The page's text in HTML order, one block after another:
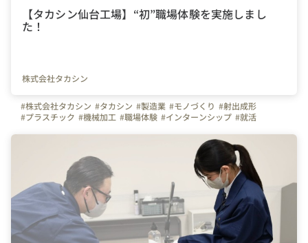
【タカシン仙台工場】“初”職場体験を実施しまし
た！
株式会社タカシン
#株式会社タカシン #タカシン #製造業 #モノづくり #射出成形
#プラスチック #機械加工 #職場体験 #インターンシップ #就活